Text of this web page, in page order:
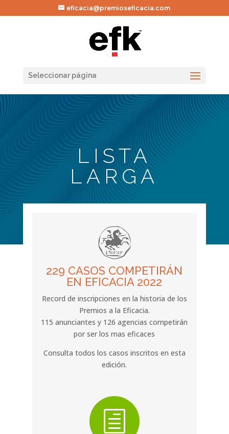
eficacia@premioseficacia.com
Seleccionar página
LISTA
LARGA
229 CASOS COMPETIRÁN
EN EFICACIA 2022
Record de inscripciones en la historia de los
Premios a la Eficacia.
115 anunciantes y 126 agencias competirán
por ser los mas eficaces
Consulta todos los casos inscritos en esta
edición.
h